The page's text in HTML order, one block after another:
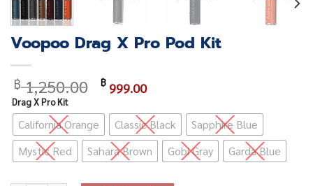
Voopoo Drag X Pro Pod Kit
฿1,250.00 Original
was:
฿ 1,250.00.
฿999.00Current
is:
฿ 999.00.
Drag X Pro Kit
California Orange Classic Black
Sapphire Blue
Mystic Red
Sahara Brown Gobi Gray Garda Blue